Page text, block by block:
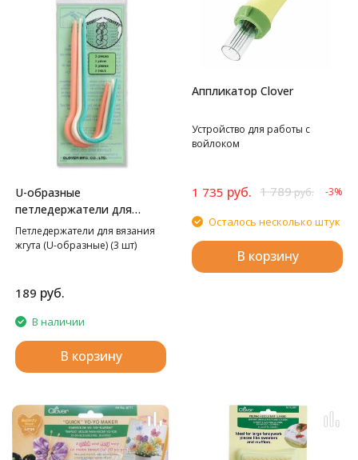
U-образные
петледержатели для
вязания жгута Clover
Петледержатели для вязания
жгута (U-образные) (3 шт)
189 руб.
В наличии
В корзину
Аппликатор Clover
Устройство для работы с
войлоком
1 735 руб. 1 789руб. -3%
Осталось несколько штук
В корзину